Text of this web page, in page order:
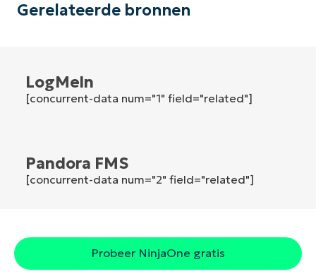
Gerelateerde bronnen
LogMeln
[concurrent-data num="1" field="related"]
Pandora FMS
[concurrent-data num="2" field="related"]
Probeer NinjaOne gratis
Land
name*